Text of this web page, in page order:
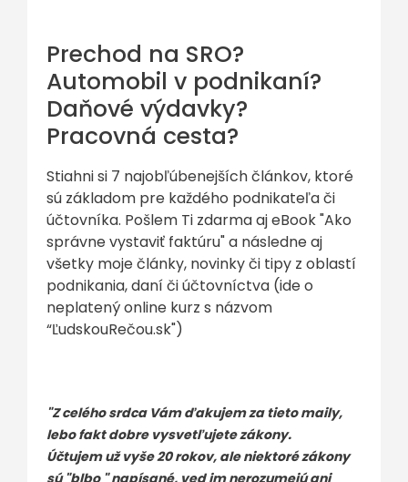
Prechod na SRO?
Automobil v podnikaní?
Daňové výdavky?
Pracovná cesta?
Stiahni si 7 najobľúbenejších článkov, ktoré
sú základom pre každého podnikateľa či
účtovníka. Pošlem Ti zdarma aj eBook "Ako
správne vystaviť faktúru" a následne aj
všetky moje články, novinky či tipy z oblastí
podnikania, daní či účtovníctva (ide o
neplatený online kurz s názvom
“ĽudskouRečou.sk")
"Z celého srdca Vám ďakujem za tieto maily,
lebo fakt dobre vysvetľujete zákony.
Účtujem už vyše 20 rokov, ale niektoré zákony
sú "blbo " napísané, ved im nerozumejú ani